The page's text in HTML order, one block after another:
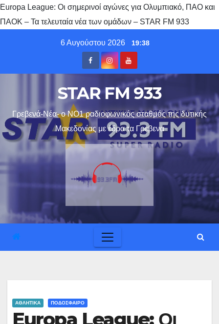
Europa League: Οι σημερινοί αγώνες για Ολυμπιακό, ΠΑΟ και
ΠΑΟΚ – Τα τελευταία νέα των ομάδων – STAR FM 933
6 Αυγούστου 2026 19:38
STAR FM 933
Γρεβενά-Νέα- ο ΝΟ1 ραδιοφωνικός σταθμός της δυτικής
Μακεδονίας με έδρα τα Γρεβενα
ΑΘΛΗΤΙΚΑ ΠΟΔΟΣΦΑΙΡΟ
Europa League: Οι